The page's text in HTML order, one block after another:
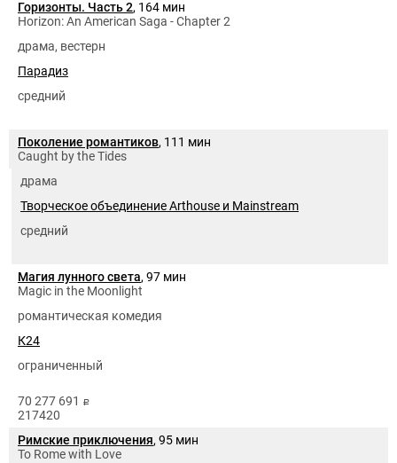
Горизонты. Часть 2, 164 мин
Horizon: An American Saga - Chapter 2
драма, вестерн
Парадиз
средний
Поколение романтиков, 111 мин
Caught by the Tides
драма
Творческое объединение Arthouse и Mainstream
средний
Магия лунного света, 97 мин
Magic in the Moonlight
романтическая комедия
К24
ограниченный
70 277 691 руб.
217420
Римские приключения, 95 мин
To Rome with Love